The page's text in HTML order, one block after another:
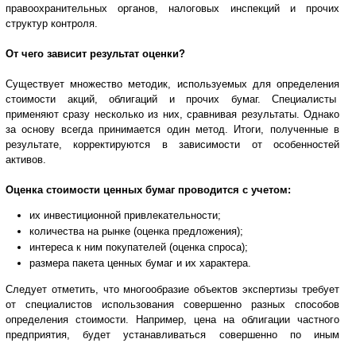
правоохранительных органов, налоговых инспекций и прочих
структур контроля.
От чего зависит результат оценки?
Существует множество методик, используемых для определения
стоимости акций, облигаций и прочих бумаг. Специалисты
применяют сразу несколько из них, сравнивая результаты. Однако
за основу всегда принимается один метод. Итоги, полученные в
результате, корректируются в зависимости от особенностей
активов.
Оценка стоимости ценных бумаг проводится с учетом:
их инвестиционной привлекательности;
количества на рынке (оценка предложения);
интереса к ним покупателей (оценка спроса);
размера пакета ценных бумаг и их характера.
Следует отметить, что многообразие объектов экспертизы требует
от специалистов использования совершенно разных способов
определения стоимости. Например, цена на облигации частного
предприятия, будет устанавливаться совершенно по иным